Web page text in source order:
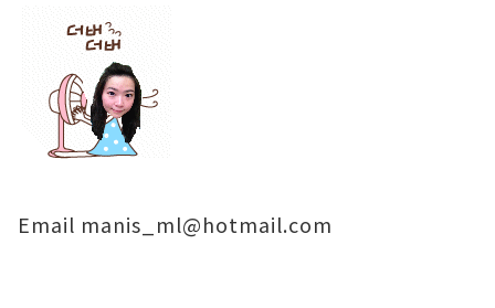
Email manis_ml@hotmail.com